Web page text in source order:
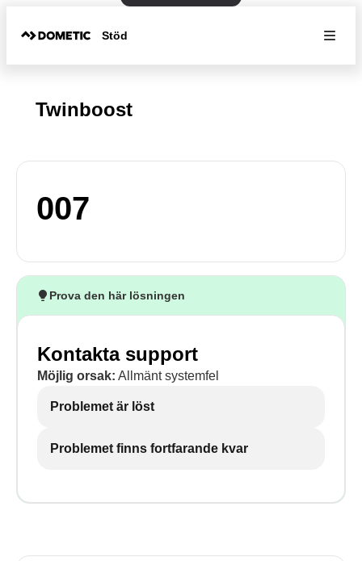
Stöd
Twinboost
007
Prova den här lösningen
Kontakta support
Möjlig orsak: Allmänt systemfel
Problemet är löst
Problemet finns fortfarande kvar